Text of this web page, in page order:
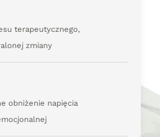
terapeutycznego,
zmiany
obniżenie napięcia